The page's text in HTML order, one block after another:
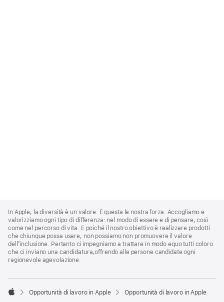
Footer
In Apple, la diversità è un valore. È questa la nostra forza. Accogliamo e
valorizziamo ogni tipo di differenza: nel modo di essere e di pensare, così
come nel percorso di vita. E poiché il nostro obiettivo è realizzare prodotti
che chiunque possa usare, non possiamo non promuovere il valore
dell’inclusione. Pertanto ci impegniamo a trattare in modo equo tutti coloro
che ci inviano una candidatura,offrendo alle persone candidate ogni
ragionevole agevolazione.

Opportunità di lavoro in Apple Opportunità di lavoro in Apple